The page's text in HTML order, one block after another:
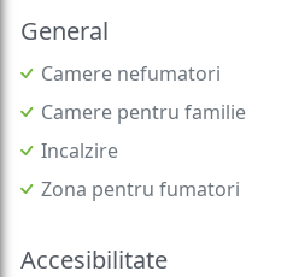
General
Camere nefumatori
Camere pentru familie
Incalzire
Zona pentru fumatori
Accesibilitate